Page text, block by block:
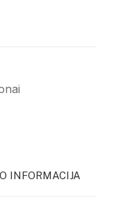
INFORMACIJA